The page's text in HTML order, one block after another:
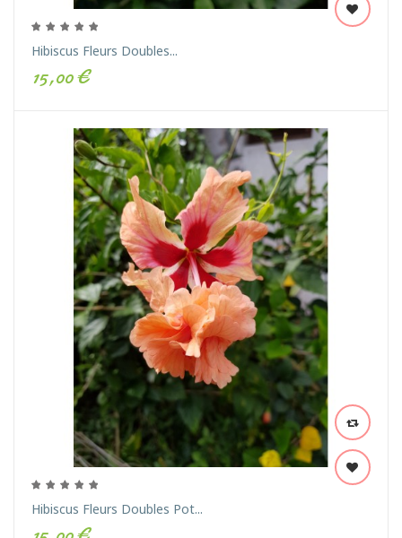
Hibiscus Fleurs Doubles...
15,00 €
Hibiscus Fleurs Doubles Pot...